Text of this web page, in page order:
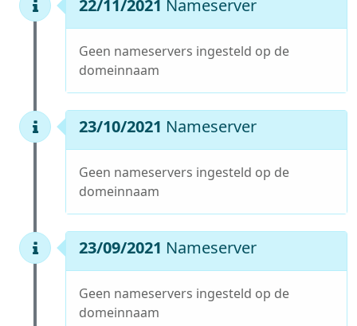
22/11/2021 Nameserver
Geen nameservers ingesteld op de
domeinnaam
23/10/2021 Nameserver
Geen nameservers ingesteld op de
domeinnaam
23/09/2021 Nameserver
Geen nameservers ingesteld op de
domeinnaam